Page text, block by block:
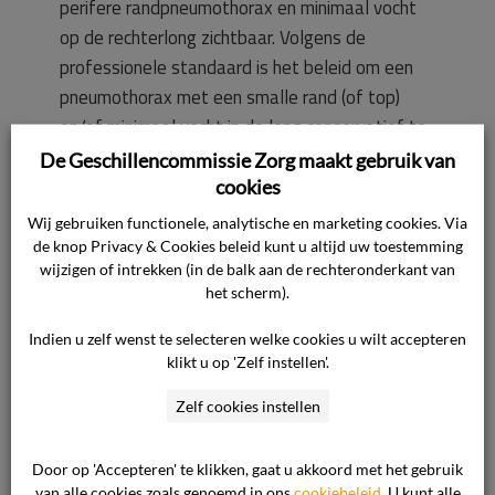
perifere randpneumothorax en minimaal vocht
op de rechterlong zichtbaar. Volgens de
professionele standaard is het beleid om een
pneumothorax met een smalle rand (of top)
en/of minimaal vocht in de long conservatief te
behandelen, met een paar dagen rust en door
regelmatig röntgenfoto’s te maken. De dagen
erna zijn er regelmatig extra röntgenfoto’s
gemaakt en op 18 februari 2024 is de cliënt
ontslagen.
Op 21 februari 2024 wordt er weer een
röntgenfoto gemaakt. Deze controle toont een
afname van de pneumothorax en een lichte
linkerkant wordt resorptie van de vloeistof
waargenomen. In het medisch dossier staat dat
De Geschillencommissie Zorg maakt gebruik van
cookies
Wij gebruiken functionele, analytische en marketing cookies. Via
de knop Privacy & Cookies beleid kunt u altijd uw toestemming
wijzigen of intrekken (in de balk aan de rechteronderkant van
het scherm).
Indien u zelf wenst te selecteren welke cookies u wilt accepteren
klikt u op 'Zelf instellen'.
Zelf cookies instellen
Door op 'Accepteren' te klikken, gaat u akkoord met het gebruik